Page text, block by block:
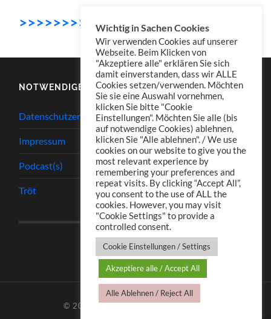
>>>>>>>>>> DOWNLOAD
NOTWENDIGES
Datenschutzerklärung
Impressum
Podcast(s)
Tröt
© 2026 TJ.S PODCASTS —HOCH ↑
Wichtig in Sachen Cookies
Wir verwenden Cookies auf unserer
Webseite. Beim Klicken von
"Akzeptiere alle" erklären Sie sich
damit einverstanden, dass wir ALLE
Cookies setzen/verwenden. Möchten
Sie sie eine Auswahl vornehmen,
klicken Sie bitte "Cookie
Einstellungen". Möchten Sie alle (bis
auf notwendige Cookies) ablehnen,
klicken Sie "Alle ablehnen". / We use
cookies on our website to give you the
most relevant experience by
remembering your preferences and
repeat visits. By clicking “Accept All”,
you consent to the use of ALL the
cookies. However, you may visit
"Cookie Settings" to provide a
controlled consent.
Cookie Einstellungen / Settings
Akzeptiere alle / Accept All
Alle Ablehnen / Reject All